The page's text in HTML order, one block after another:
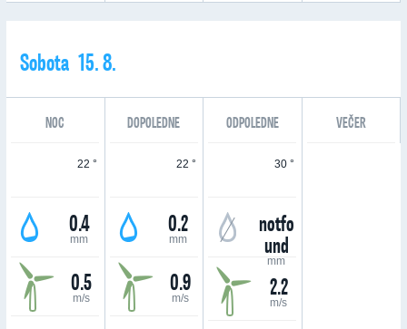
Sobota 15. 8.
NOC DOPOLEDNE ODPOLEDNE VEČER
22 °
0.4
mm
0.5
m/s
22 °
0.2
mm
0.9
m/s
30 °
notfo
und
mm
2.2
m/s